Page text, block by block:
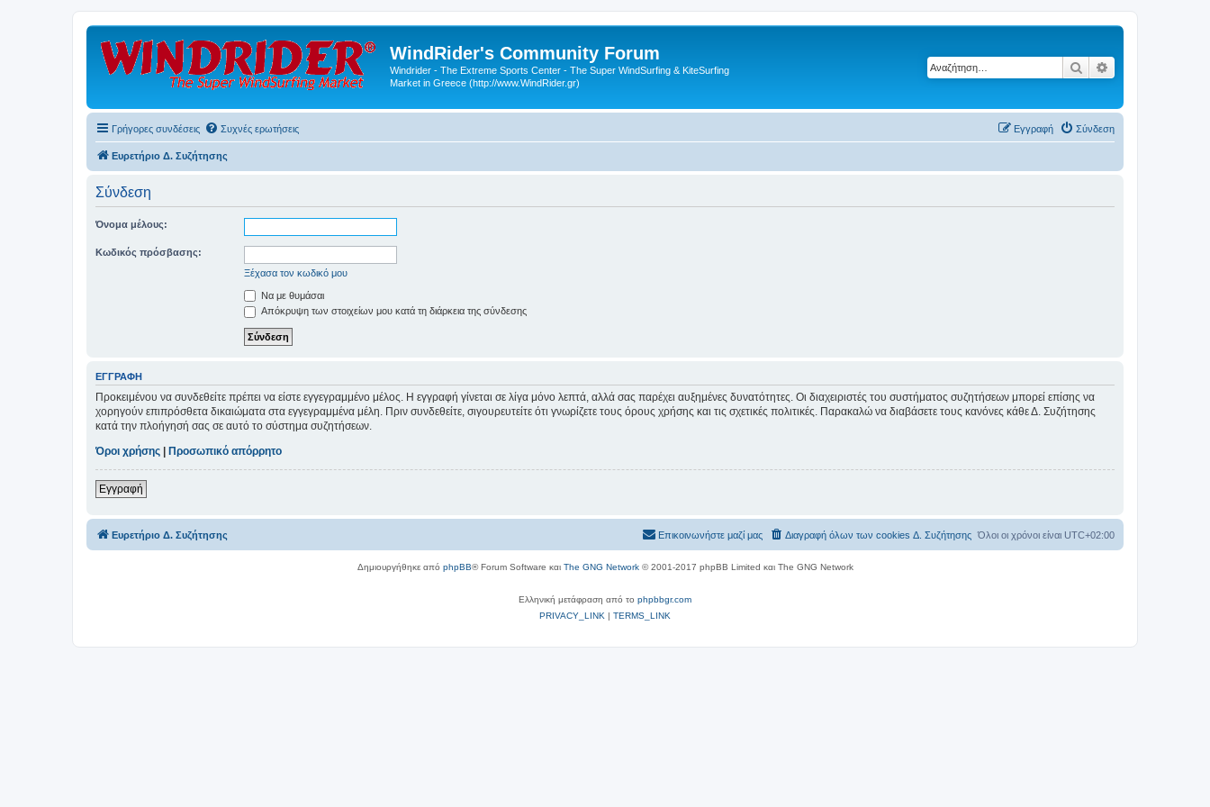
WindRider's Community Forum
Windrider - The Extreme Sports Center - The Super WindSurfing & KiteSurfing
Market in Greece (http://www.WindRider.gr)
Αναζήτηση
Γρήγορες συνδέσεις Συχνές ερωτήσεις Σύνδεση
Εγγραφή
Ευρετήριο Δ. Συζήτησης
Σύνδεση
Όνομα μέλους:
Κωδικός πρόσβασης:
Ξέχασα τον κωδικό μου
Να με θυμάσαι
Απόκρυψη των στοιχείων μου κατά τη διάρκεια της σύνδεσης
ΕΓΓΡΑΦΉ
Προκειμένου να συνδεθείτε πρέπει να είστε εγγεγραμμένο μέλος. Η εγγραφή γίνεται σε λίγα μόνο λεπτά, αλλά σας παρέχει αυξημένες δυνατότητες. Οι διαχειριστές του συστήματος συζητήσεων μπορεί επίσης να
χορηγούν επιπρόσθετα δικαιώματα στα εγγεγραμμένα μέλη. Πριν συνδεθείτε, σιγουρευτείτε ότι γνωρίζετε τους όρους χρήσης και τις σχετικές πολιτικές. Παρακαλώ να διαβάσετε τους κανόνες κάθε Δ. Συζήτησης
κατά την πλοήγησή σας σε αυτό το σύστημα συζητήσεων.
Όροι χρήσης
Προσωπικό απόρρητο
Εγγραφή
Ευρετήριο Δ. Συζήτησης Όλοι οι χρόνοι είναι UTC+02:00
Διαγραφή όλων των cookies Δ. Συζήτησης
Επικοινωνήστε μαζί μας
Δημιουργήθηκε από phpBB® Forum Software και The GNG Network© 2001-2017 phpBB Limited και The GNG Network
Ελληνική μετάφραση από το phpbbgr.com
PRIVACY_LINK | TERMS_LINK